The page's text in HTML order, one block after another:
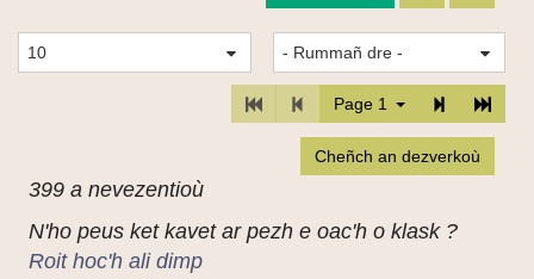
Niv.
Dibab
:
TPL_C3RB_RGAA_PREM_PAGE
Page 1
Cheñch an dezverkoù
399 a nevezentioù
N'ho peus ket kavet ar pezh e oac'h o klask ?
Roit hoc'h ali dimp